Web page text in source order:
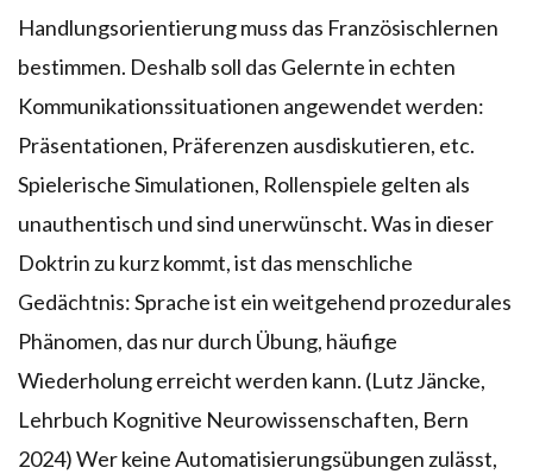
Handlungsorientierung muss das Französischlernen
bestimmen. Deshalb soll das Gelernte in echten
Kommunikationssituationen angewendet werden:
Präsentationen, Präferenzen ausdiskutieren, etc.
Spielerische Simulationen, Rollenspiele gelten als
unauthentisch und sind unerwünscht. Was in dieser
Doktrin zu kurz kommt, ist das menschliche
Gedächtnis: Sprache ist ein weitgehend prozedurales
Phänomen, das nur durch Übung, häufige
Wiederholung erreicht werden kann. (Lutz Jäncke,
Lehrbuch Kognitive Neurowissenschaften, Bern
2024) Wer keine Automatisierungsübungen zulässt,